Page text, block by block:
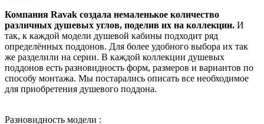
Компания Ravak создала немаленькое количество
различных душевых углов, поделив их на коллекции. И
так, к каждой модели душевой кабины подходит ряд
определённых поддонов. Для более удобного выбора их так
же разделили на серии. В каждой коллекции душевых
поддонов есть разновидность форм, размеров и вариантов по
способу монтажа. Мы постарались описать все необходимое
для приобретения душевого поддона.
Разновидность модели :